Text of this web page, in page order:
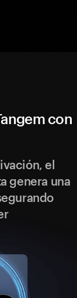
con
el
genera una